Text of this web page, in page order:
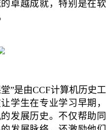
卓越成就，特别是在软
”是由CCF计算机历史工
学生在专业学习早期，
发展历史。 不仅帮助同